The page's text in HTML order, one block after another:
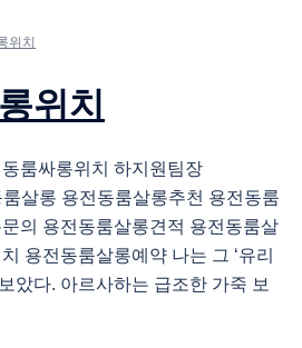
위치
위치
룸싸롱위치 하지원팀장
살롱 용전동룸살롱추천 용전동룸
의 용전동룸살롱견적 용전동룸살
용전동룸살롱예약 나는 그 ‘유리
았다. 아르사하는 급조한 가죽 보